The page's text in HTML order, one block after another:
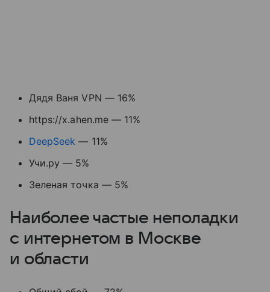
Дядя Ваня VPN — 16%
https://x.ahen.me — 11%
DeepSeek — 11%
Учи.ру — 5%
Зеленая точка — 5%
Наиболее частые неполадки
с интернетом в Москве
и области